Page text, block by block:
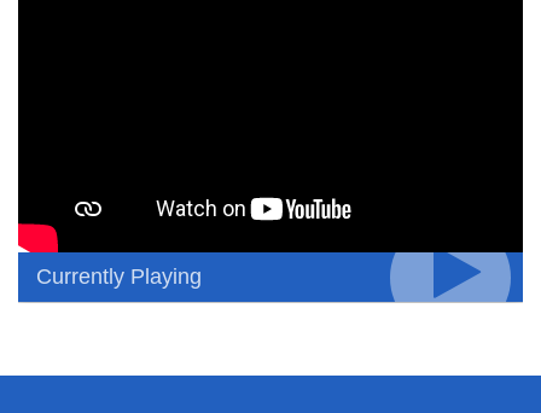
Currently Playing